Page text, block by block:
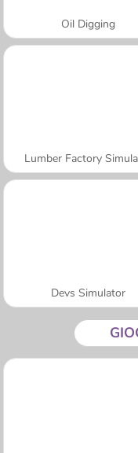
Oil Digging
Lumber Factory
Devs Simulator